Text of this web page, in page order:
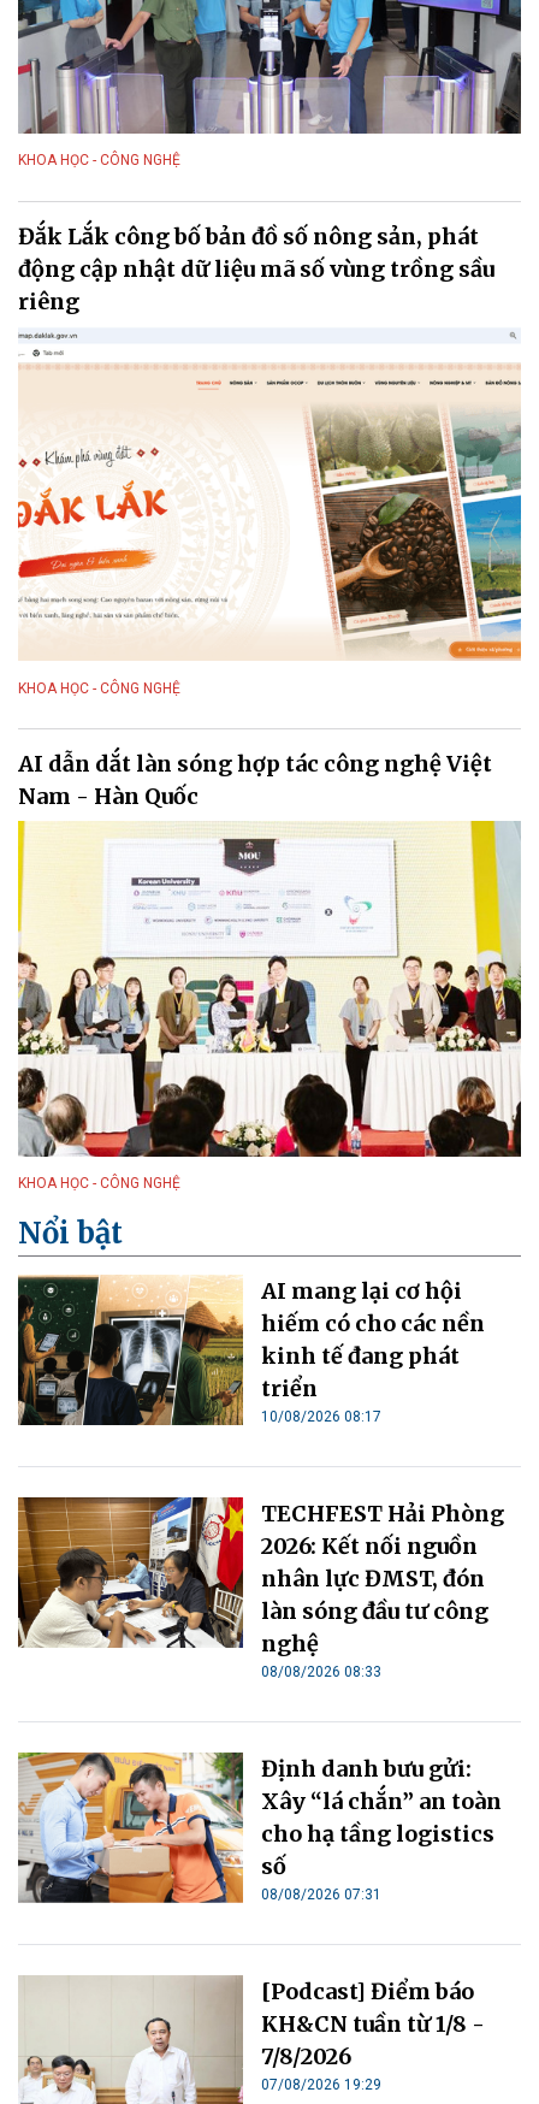
KHOA HỌC - CÔNG NGHỆ
Đắk Lắk công bố bản đồ số nông sản, phát
động cập nhật dữ liệu mã số vùng trồng sầu
riêng
KHOA HỌC - CÔNG NGHỆ
AI dẫn dắt làn sóng hợp tác công nghệ Việt
Nam - Hàn Quốc
KHOA HỌC - CÔNG NGHỆ
Nổi bật
AI mang lại cơ hội
hiếm có cho các nền
kinh tế đang phát
triển
10/08/2026 08:17
TECHFEST Hải Phòng
2026: Kết nối nguồn
nhân lực ĐMST, đón
làn sóng đầu tư công
nghệ
08/08/2026 08:33
Định danh bưu gửi:
Xây “lá chắn” an toàn
cho hạ tầng logistics
số
08/08/2026 07:31
[Podcast] Điểm báo
KH&CN tuần từ 1/8 -
7/8/2026
07/08/2026 19:29